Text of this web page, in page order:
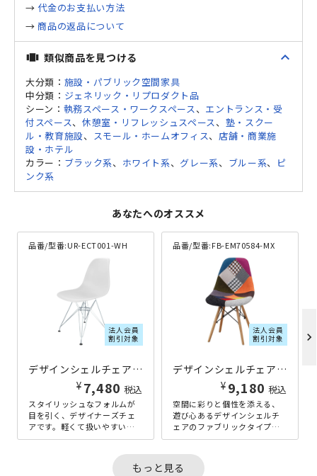
→代金のお支払い方法
→ 商品の返品について
view_carousel 類似商品を見つける expand_less
大分類： 施設・パブリック空間家具
中分類： ジェネリック・リプロダクト品
シーン： 執務スペース・ワークスペース 、 エントランス・受
付スペース、 休憩室・リフレッシュスペース 、 塾・スクー
ル・教育施設、 スモール・ホームオフィス、 店舗・商業施
設・ホテル
カラー： ブラック系、 ホワイト系、 グレー系、 ブルー系、
ピ
ンク系
あなたへのオススメ
品番/型番:UR-ECT001-WH
法人会員
割引対象
デザインシェルチェアUR スチール脚タイプ W460×D530×H800 ホワイト
¥ 7,480 税込
スタイリッシュなフォルムが
目を引く、デザイナーズチェ
アです。軽くて扱いやすい座
面と、シャープな印象を与え
品番/型番:FB-EM70584-MX
法人会員
割引対象
デザインシェルチェアFB ファブリックタイプ W510×D460×H820
¥ 9,180 税込
空間に彩りと個性を添える、
遊び心あるデザインシェルチ
ェアのファブリックタイプで
す。ミッドセンチュリーデザ
しいフォル...
chevron_right
もっと見る